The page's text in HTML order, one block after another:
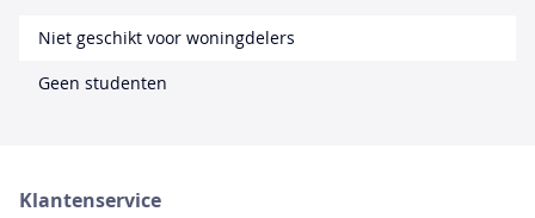
Niet geschikt voor woningdelers
Geen studenten
Klantenservice